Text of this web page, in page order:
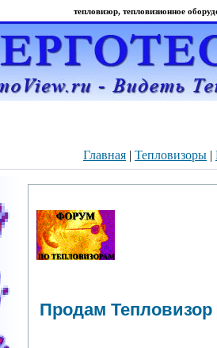
тепловизор, тепловизионное
Главная | Тепловизоры |
Продам Тепловизор